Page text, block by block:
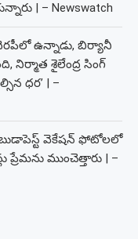
| – Newswatch
ఉన్నాడు, బిర్యానీ
నిర్మాత శైలేంద్ర సింగ్
ధర’ | –
బుడాపెస్ట్ వెకేషన్ ఫోటోలలో
ప్రేమను ముంచెత్తారు | –